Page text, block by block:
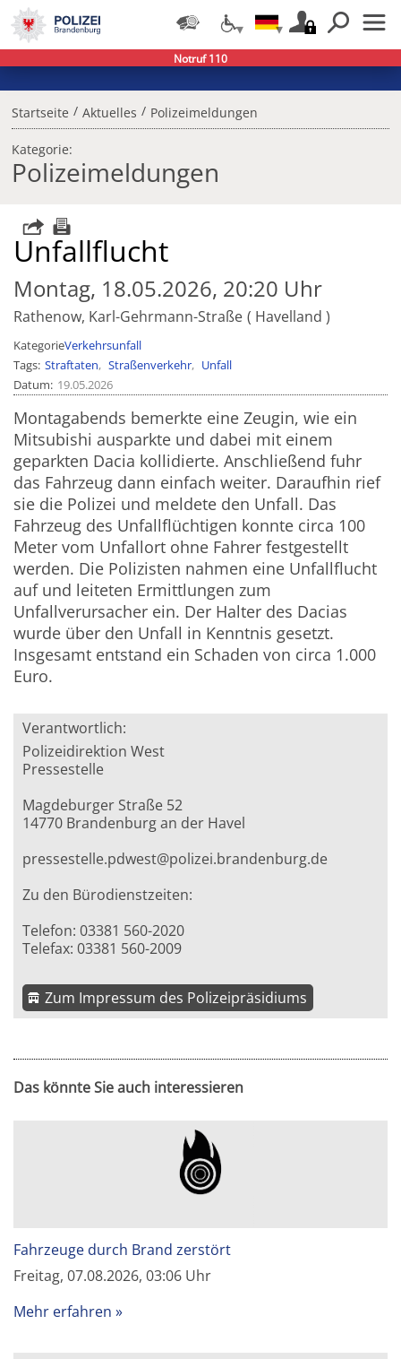
Startseite / Aktuelles / Polizeimeldungen
Kategorie:
Polizeimeldungen
Unfallflucht
Montag, 18.05.2026, 20:20 Uhr
Rathenow, Karl-Gehrmann-Straße Havelland
KategorieVerkehrsunfall
Tags Straftaten Straßenverkehr
Unfall
Datum 19.05.2026
Montagabends bemerkte eine Zeugin, wie ein
Mitsubishi ausparkte und dabei mit einem
geparkten Dacia kollidierte. Anschließend fuhr
das Fahrzeug dann einfach weiter. Daraufhin rief
sie die Polizei und meldete den Unfall. Das
Fahrzeug des Unfallflüchtigen konnte circa 100
Meter vom Unfallort ohne Fahrer festgestellt
werden. Die Polizisten nahmen eine Unfallflucht
auf und leiteten Ermittlungen zum
Unfallverursacher ein. Der Halter des Dacias
wurde über den Unfall in Kenntnis gesetzt.
Insgesamt entstand ein Schaden von circa 1.000
Euro.
Verantwortlich:
Polizeidirektion West
Pressestelle
Magdeburger Straße 52
14770 Brandenburg an der Havel
pressestelle.pdwest@polizei.brandenburg.de
Zu den Bürodienstzeiten:
Telefon: 03381 560-2020
Telefax: 03381 560-2009
Zum Impressum des Polizeipräsidiums
Das könnte Sie auch interessieren
Fahrzeuge durch Brand zerstört
Freitag, 07.08.2026, 03:06 Uhr
Mehr erfahren
Notruf 110